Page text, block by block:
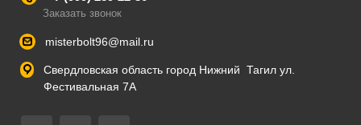
Заказать звонок
misterbolt96@mail.ru
Свердловская область город Нижний Тагил ул.
Фестивальная 7А